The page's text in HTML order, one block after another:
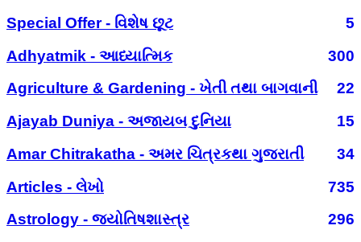
Special Offer - વિશેષ છૂટ
5
Adhyatmik - આધ્યાત્મિક
300
Agriculture & Gardening - ખેતી તથા બાગવાની
22
Ajayab Duniya - અજાયબ દુનિયા
15
Amar Chitrakatha - અમર ચિત્રકથા ગુજરાતી
34
Articles - લેખો
735
Astrology - જ્યોતિષશાસ્ત્ર
296